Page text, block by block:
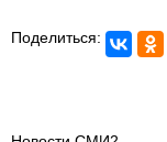
Поделиться: